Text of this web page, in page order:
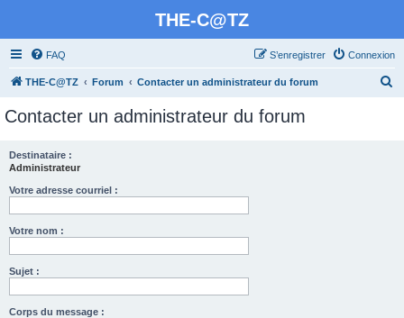
THE-C@TZ
FAQ Connexion
S’enregistrer
THE-C@TZ Forum Contacter un administrateur du forum
Contacter un administrateur du forum
Destinataire :
Administrateur
Votre adresse courriel :
Votre nom :
Sujet :
Corps du message :